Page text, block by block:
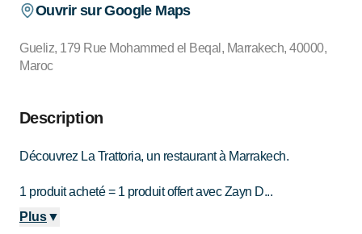
Ouvrir sur Google Maps
Gueliz, 179 Rue Mohammed el Beqal, Marrakech, 40000,
Maroc
Description
Découvrez La Trattoria, un restaurant à Marrakech.
1 produit acheté = 1 produit offert avec Zayn D...
Plus▼